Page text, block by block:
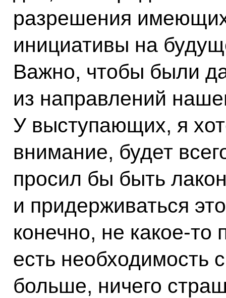
разрешения
инициативы на
Важно, чтобы были
из направлений
У выступающих, я
внимание, будет
просил бы быть
и придерживаться
конечно, не
есть необходимость
больше, ничего